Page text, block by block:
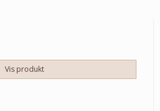
Vis produkt